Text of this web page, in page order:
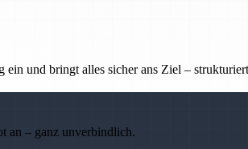
und bringt alles sicher ans Ziel –
an – ganz unverbindlich.